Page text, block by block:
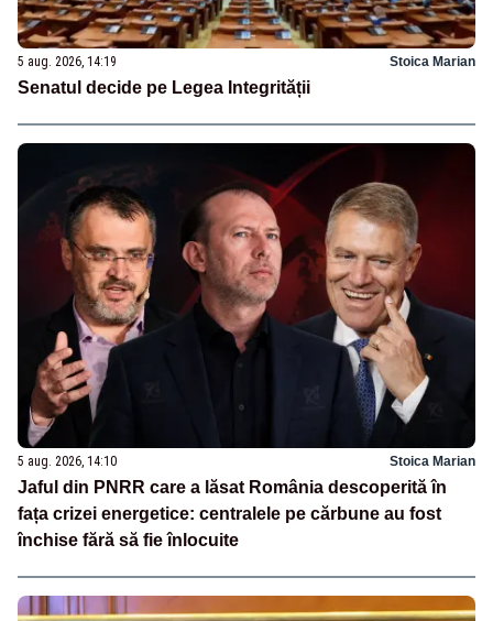
5 aug. 2026, 14:19 Stoica Marian
Senatul decide pe Legea Integrității
5 aug. 2026, 14:10 Stoica Marian
Jaful din PNRR care a lăsat România descoperită în
fața crizei energetice: centralele pe cărbune au fost
închise fără să fie înlocuite